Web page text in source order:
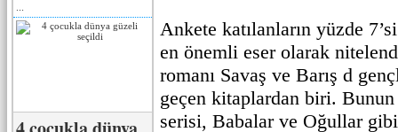
Ankete katılanların yüzde
en önemli eser olarak
romanı Savaş ve Barış d
geçen kitaplardan biri. Bunun
serisi, Babalar ve Oğullar